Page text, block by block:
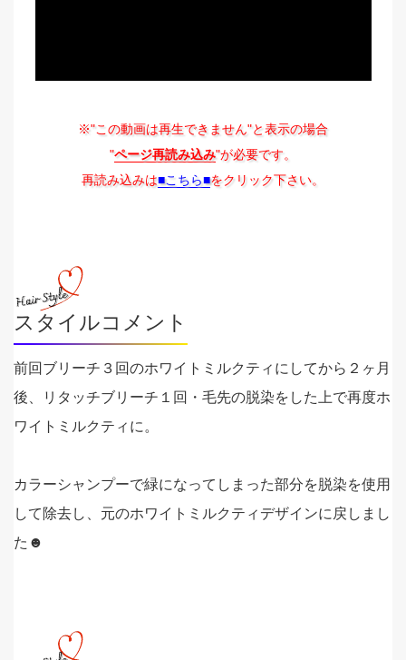
※"この動画は再生できません"と表示の場合
"ページ再読み込み"が必要です。
再読み込みは■こちら■をクリック下さい。
スタイルコメント
前回ブリーチ３回のホワイトミルクティにしてから２ヶ月
後、リタッチブリーチ１回・毛先の脱染をした上で再度ホ
ワイトミルクティに。
カラーシャンプーで緑になってしまった部分を脱染を使用
して除去し、元のホワイトミルクティデザインに戻しまし
た☻